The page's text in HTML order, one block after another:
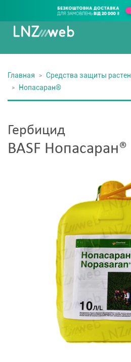
Главная Средства защиты
Нопасаран®
Гербицид
BASF Нопасаран®